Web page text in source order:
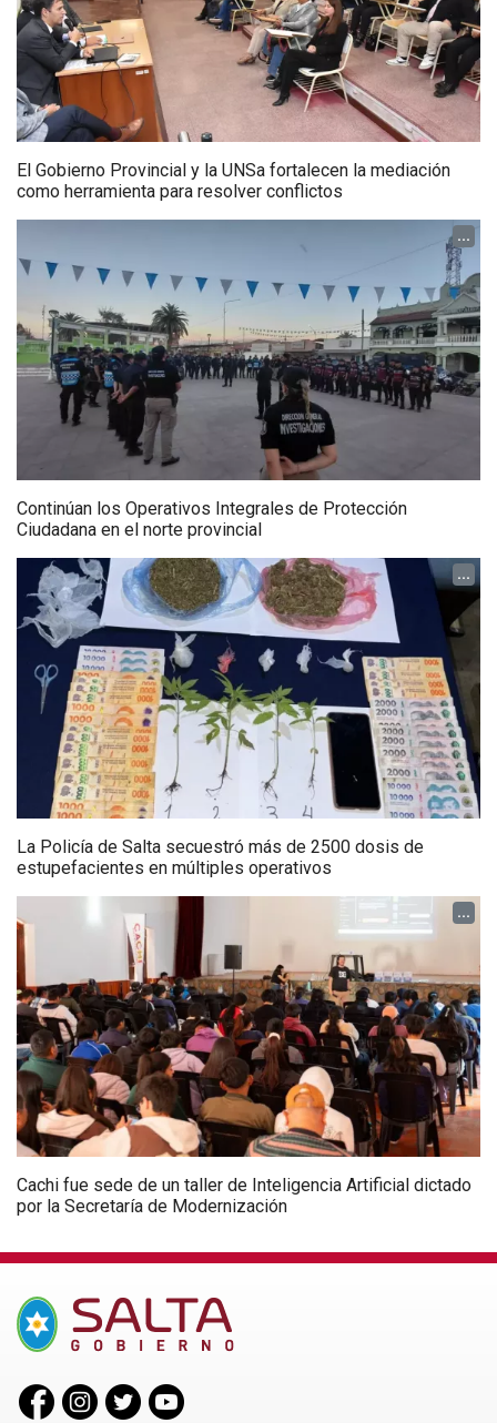
El Gobierno Provincial y la UNSa fortalecen la mediación
como herramienta para resolver conflictos
...
Continúan los Operativos Integrales de Protección
Ciudadana en el norte provincial
...
La Policía de Salta secuestró más de 2500 dosis de
estupefacientes en múltiples operativos
...
Cachi fue sede de un taller de Inteligencia Artificial dictado
por la Secretaría de Modernización